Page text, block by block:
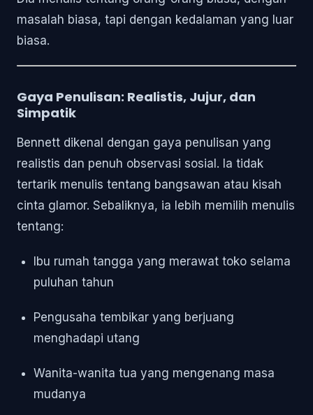
masalah biasa, tapi dengan kedalaman yang luar
biasa.
Gaya Penulisan: Realistis, Jujur, dan
Simpatik
Bennett dikenal dengan gaya penulisan yang
realistis dan penuh observasi sosial. Ia tidak
tertarik menulis tentang bangsawan atau kisah
cinta glamor. Sebaliknya, ia lebih memilih menulis
tentang:
Ibu rumah tangga yang merawat toko selama
puluhan tahun
Pengusaha tembikar yang berjuang
menghadapi utang
Wanita-wanita tua yang mengenang masa
mudanya